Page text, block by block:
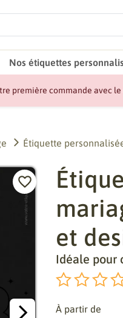
Nos étiquettes
première commande avec le
Étiquette
et
Idéale pour
À partir de